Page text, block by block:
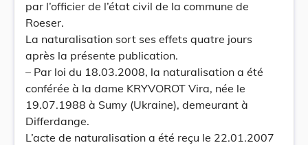
par l’officier de l’état civil de la commune de
Roeser.
La naturalisation sort ses effets quatre jours
après la présente publication.
– Par loi du 18.03.2008, la naturalisation a été
conférée à la dame KRYVOROT Vira, née le
19.07.1988 à Sumy (Ukraine), demeurant à
Differdange.
L’acte de naturalisation a été reçu le 22.01.2007